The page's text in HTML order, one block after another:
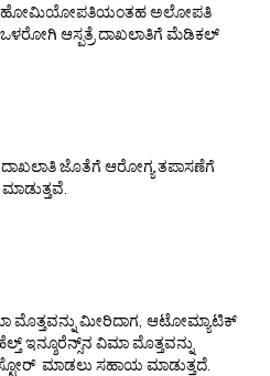
ಹೋಮಿಯೋಪತಿಯಂತಹ ಅಲೋಪತಿ
ಆಸ್ಪತ್ರೆ ದಾಖಲಾತಿಗೆ ಮೆಡಿಕಲ್
ದಾಖಲಾತಿ ಜೊತೆಗೆ ಆರೋಗ್ಯ ತಪಾಸಣೆಗೆ
ಮೊತ್ತವನ್ನು ಮೀರಿದಾಗ, ಆಟೋಮ್ಯಾಟಿಕ್
ಇನ್ಶೂರೆನ್ಸ್‌ನ ವಿಮಾ ಮೊತ್ತವನ್ನು
ಮಾಡಲು ಸಹಾಯ ಮಾಡುತ್ತದೆ.